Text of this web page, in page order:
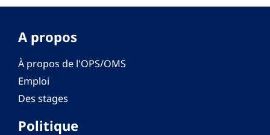
A propos
À propos de l'OPS/OMS
Emploi
Des stages
Politique